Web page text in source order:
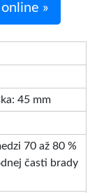
»
45 mm
70 až 80 %
časti brady